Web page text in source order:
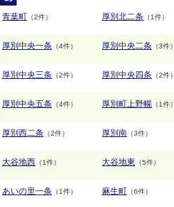
青葉町 （2件） 厚別北二条 （1件）
厚別中央一条 （4件） 厚別中央二条 （3件）
厚別中央三条 （2件） 厚別中央四条 （2件）
厚別中央五条 （4件） 厚別町上野幌 （1件）
厚別西二条 （2件） 厚別南 （3件）
大谷地西 （1件） 大谷地東 （5件）
あいの里一条 （1件） 麻生町 （6件）